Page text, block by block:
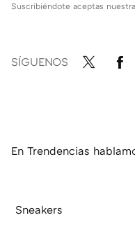
Suscribiéndote aceptas nuestra
SÍGUENOS
En Trendencias
Sneakers